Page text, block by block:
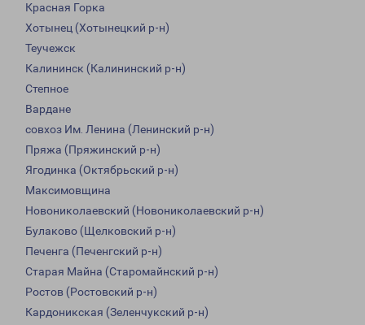
Красная Горка
Хотынец (Хотынецкий р-н)
Теучежск
Калининск (Калининский р-н)
Степное
Вардане
совхоз Им. Ленина (Ленинский р-н)
Пряжа (Пряжинский р-н)
Ягодинка (Октябрьский р-н)
Максимовщина
Новониколаевский (Новониколаевский р-н)
Булаково (Щелковский р-н)
Печенга (Печенгский р-н)
Старая Майна (Старомайнский р-н)
Ростов (Ростовский р-н)
Кардоникская (Зеленчукский р-н)